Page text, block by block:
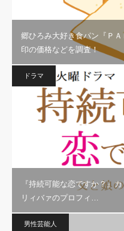
郷ひろみ大好き食パン『Ｐ
印の価格などを調査！
ドラマ
『持続可能な恋ですか？』
リィバァのプロフィ…
男性芸能人